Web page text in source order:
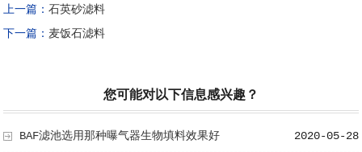
上一篇：石英砂滤料
下一篇：麦饭石滤料
您可能对以下信息感兴趣？
2020-05-28
BAF滤池选用那种曝气器生物填料效果好